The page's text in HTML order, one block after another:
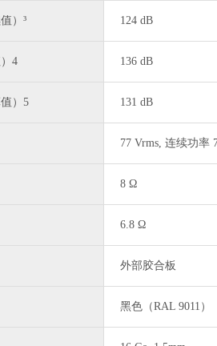
）³ 124 dB
4 136 dB
）5 131 dB
77 Vrms, 连续功率
8 Ω
6.8 Ω
外部胶合板
黑色（RAL 9011）